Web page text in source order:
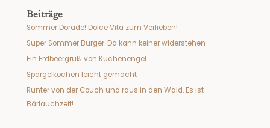
Beiträge
Sommer Dorade! Dolce Vita zum Verlieben!
Super Sommer Burger. Da kann keiner widerstehen
Ein Erdbeergruß von Kuchenengel
Spargelkochen leicht gemacht
Runter von der Couch und raus in den Wald. Es ist
Bärlauchzeit!